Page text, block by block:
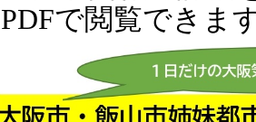
で閲覧できま